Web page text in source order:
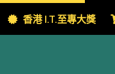
香港 I.T.至專大獎